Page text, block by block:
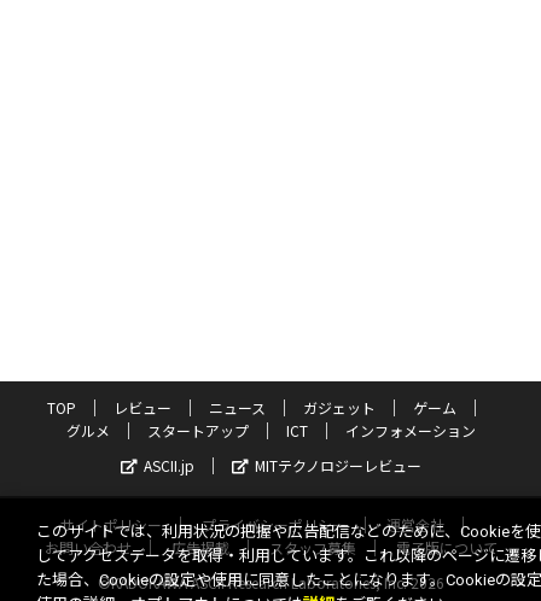
TOP レビュー ニュース ガジェット
ゲーム
グルメ
スタートアップ ICT
インフォメーション
ASCII.jp
MITテクノロジーレビュー
サイトポリシー プライバシーポリシー
運営会社
お問い合わせ
広告掲載 スタッフ募集
電子版について
©KADOKAWA ASCII Research Laboratories, Inc. 2026
このサイトでは、利用状況の把握や広告配信などのために、Cookieを
してアクセスデータを取得・利用しています。これ以降のページに遷移
た場合、Cookieの設定や使用に同意したことになります。Cookieの設